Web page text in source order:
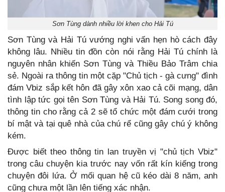
Sơn Tùng dành nhiều lời khen cho Hải Tú
Sơn Tùng và Hải Tú vướng nghi vấn hẹn hò cách đây
không lâu. Nhiều tin đồn còn nói rằng Hải Tú chính là
nguyên nhân khiến Sơn Tùng và Thiều Bảo Trâm chia
sẻ. Ngoài ra thông tin một cặp "Chủ tịch - gà cưng" đình
đám Vbiz sắp kết hôn đã gây xôn xao cả cõi mạng, dân
tình lập tức gọi tên Sơn Tùng và Hải Tú. Song song đó,
thông tin cho rằng cả 2 sẽ tổ chức một đám cưới trong
bí mật và tại quê nhà của chú rể cũng gây chú ý không
kém.
Được biết theo thông tin lan truyền vị "chủ tịch Vbiz"
trong câu chuyện kia trước nay vốn rất kín kiếng trong
chuyện đôi lứa. Ở mối quan hệ cũ kéo dài 8 năm, anh
cũng chưa một lần lên tiếng xác nhận.